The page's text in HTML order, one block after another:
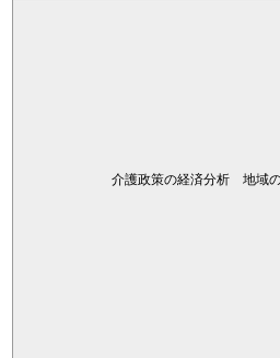
介護政策の経済分析 地域